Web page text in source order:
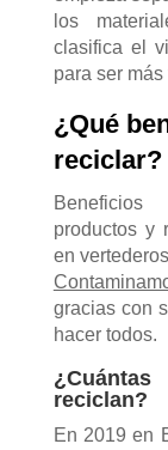
los
clasifica el
para ser
¿Qué
reciclar?
productos y
en
gracias con
hacer todos.
reciclan?
En 2019 en